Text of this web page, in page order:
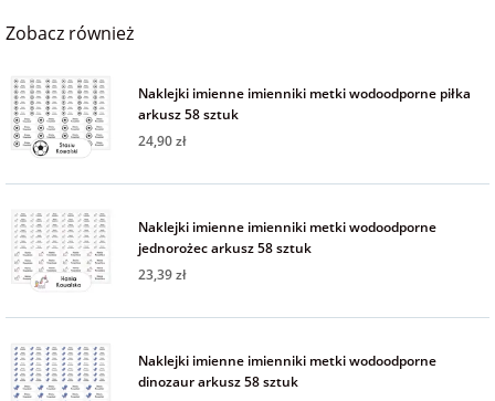
Zobacz również
Naklejki imienne imienniki metki wodoodporne piłka
arkusz 58 sztuk
24,90 zł
Naklejki imienne imienniki metki wodoodporne
jednorożec arkusz 58 sztuk
23,39 zł
Naklejki imienne imienniki metki wodoodporne
dinozaur arkusz 58 sztuk